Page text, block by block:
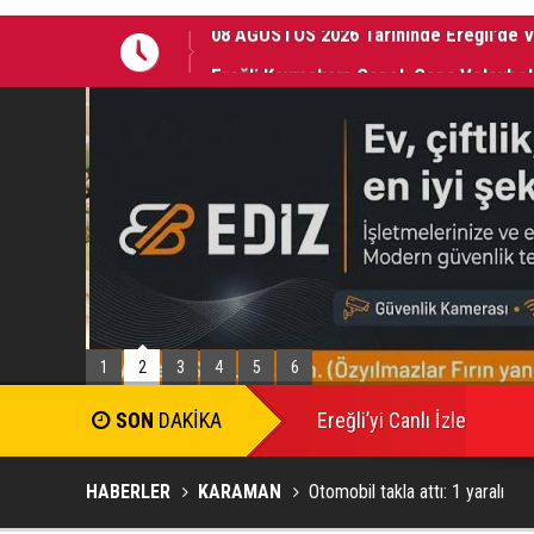
Ereğli Kaymakam Genel, Genç
1 2 3 4 5 6
SON DAKİKA Ereğli’yi Canlı İzle
HABERLER KARAMAN Otomobil takla attı: 1 yaralı